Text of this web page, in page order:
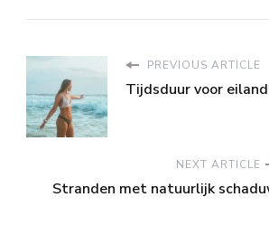
PREVIOUS ARTICLE
Tijdsduur voor
NEXT ARTICLE
Stranden met natuurlijk